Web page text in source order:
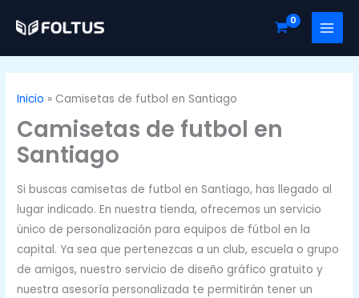
Inicio Camisetas de futbol en Santiago
Camisetas de futbol en
Santiago
Si buscas camisetas de futbol en Santiago, has llegado al
lugar indicado. En nuestra tienda, ofrecemos un servicio
único de personalización para equipos de fútbol en la
capital. Ya sea que pertenezcas a un club, escuela o grupo
de amigos, nuestro servicio de diseño gráfico gratuito y
nuestra asesoría personalizada te permitirán tener un